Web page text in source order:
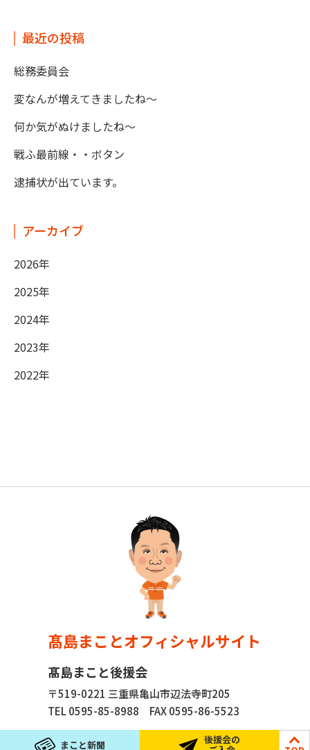
最近の投稿
総務委員会
変なんが増えてきましたね～
何か気がぬけましたね～
戦ふ最前線・・ボタン
逮捕状が出ています。
アーカイブ
2026年
2025年
2024年
2023年
2022年
まこと新聞 後援会の
髙島まことオフィシャルサイト
髙島まこと後援会
〒519-0221 三重県亀山市辺法寺町205
TEL 0595-85-8988 FAX 0595-86-5523